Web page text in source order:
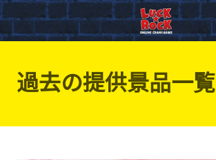
過去の提供景品一覧